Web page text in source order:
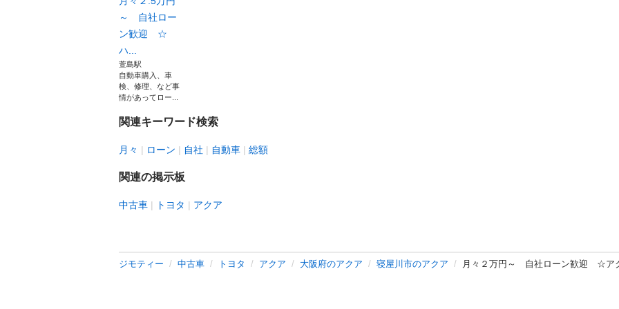
～ 自社ロー
ン歓迎 ☆
ハ...
萱島駅
自動車購入、車
検、修理、など事
情があってロー...
関連キーワード検索
月々 ローン 自社 自動車 総額
関連の掲示板
中古車 トヨタ アクア
ジモティー 中古車 トヨタ アクア 大阪府のアクア 寝屋川市のアクア 月々２万円～ 自社ローン歓迎 ☆ア